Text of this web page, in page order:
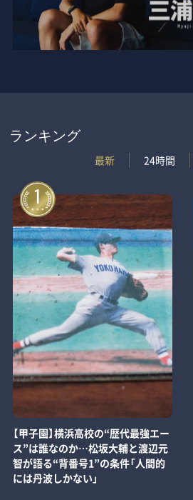
ランキング
最新
24時間
1
【甲子園】横浜高校の“歴代最強エー
ス”は誰なのか…松坂大輔と渡辺元
智が語る“背番号1”の条件「人間的
には丹波しかない」